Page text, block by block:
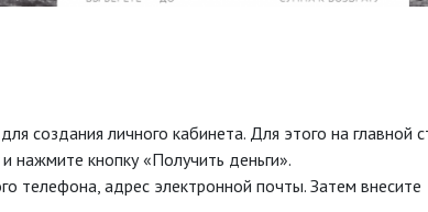
создания личного кабинета. Для этого на главной
нажмите кнопку «Получить деньги».
телефона, адрес электронной почты. Затем внесите